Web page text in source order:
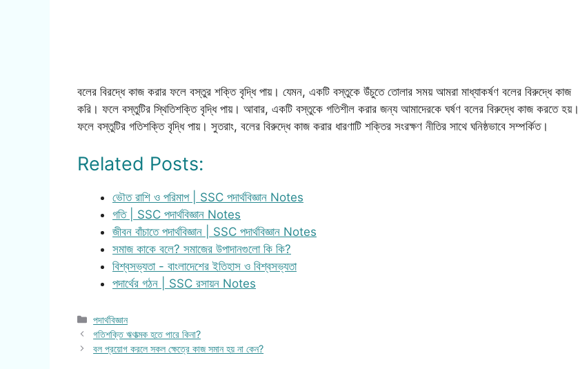
বলের বিরদ্ধে কাজ করার ফলে বস্তুর শক্তি বৃদ্ধি পায়। যেমন, একটি বস্তুকে উঁচুতে তোলার সময় আমরা মাধ্যাকর্ষণ বলের বিরুদ্ধে কাজ
করি। ফলে বস্তুটির স্থিতিশক্তি বৃদ্ধি পায়। আবার, একটি বস্তুকে গতিশীল করার জন্য আমাদেরকে ঘর্ষণ বলের বিরুদ্ধে কাজ করতে হয়।
ফলে বস্তুটির গতিশক্তি বৃদ্ধি পায়। সুতরাং, বলের বিরুদ্ধে কাজ করার ধারণাটি শক্তির সংরক্ষণ নীতির সাথে ঘনিষ্ঠভাবে সম্পর্কিত।
Related Posts:
ভৌত রাশি ও পরিমাপ | SSC পদার্থবিজ্ঞান Notes
গতি | SSC পদার্থবিজ্ঞান Notes
জীবন বাঁচাতে পদার্থবিজ্ঞান | SSC পদার্থবিজ্ঞান Notes
সমাজ কাকে বলে? সমাজের উপাদানগুলো কি কি?
বিশ্বসভ্যতা - বাংলাদেশের ইতিহাস ও বিশ্বসভ্যতা
পদার্থের গঠন | SSC রসায়ন Notes
Categories
পদার্থবিজ্ঞান
গতিশক্তি ঋণাত্মক হতে পারে কিনা?
বল প্রয়োগ করলে সকল ক্ষেত্রে কাজ সমান হয় না কেন?